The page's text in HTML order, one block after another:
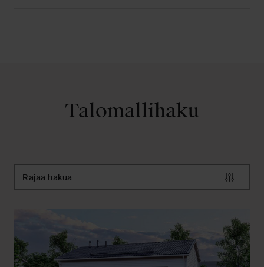
Talomallihaku
Rajaa hakua